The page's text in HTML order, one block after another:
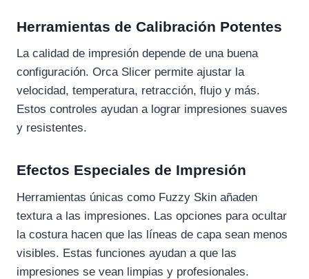
Herramientas de Calibración Potentes
La calidad de impresión depende de una buena
configuración. Orca Slicer permite ajustar la
velocidad, temperatura, retracción, flujo y más.
Estos controles ayudan a lograr impresiones suaves
y resistentes.
Efectos Especiales de Impresión
Herramientas únicas como Fuzzy Skin añaden
textura a las impresiones. Las opciones para ocultar
la costura hacen que las líneas de capa sean menos
visibles. Estas funciones ayudan a que las
impresiones se vean limpias y profesionales.